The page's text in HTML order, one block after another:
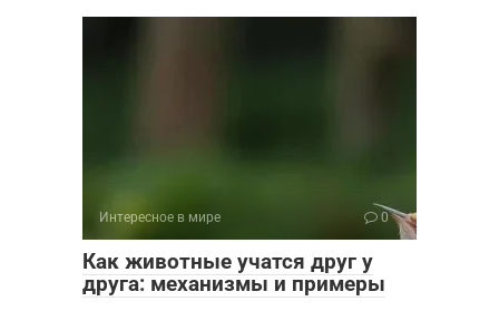
Интересное в мире 0
Как животные учатся друг у
друга: механизмы и примеры